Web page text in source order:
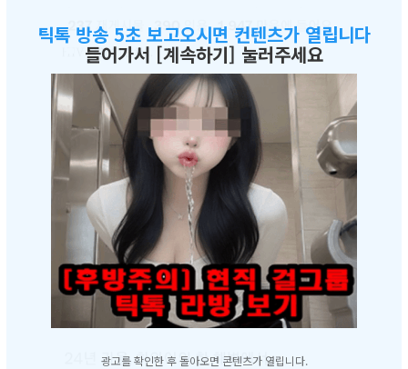
틱톡 방송 5초 보고오시면 컨텐츠가 열립니다
들어가서 [계속하기] 눌러주세요
광고를 확인한 후 돌아오면 콘텐츠가 열립니다.